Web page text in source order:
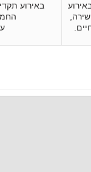
באירוע